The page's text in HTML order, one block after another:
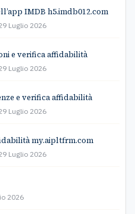
IMDB h5.imdb012.com
Luglio 2026
e verifica affidabilità
Luglio 2026
e verifica affidabilità
Luglio 2026
my.aipltfrm.com
Luglio 2026
2026